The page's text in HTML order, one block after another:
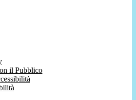
il Pubblico